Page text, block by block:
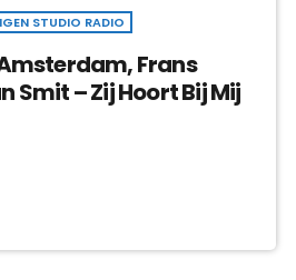
STUDIO RADIO
Frans
Smit – Zij Hoort Bij Mij